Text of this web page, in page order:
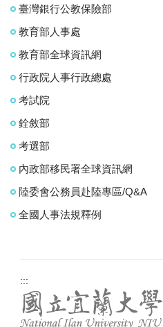
臺灣銀行公教保險部
教育部人事處
教育部全球資訊網
行政院人事行政總處
考試院
銓敘部
考選部
內政部移民署全球資訊網
陸委會公務員赴陸專區/Q&A
全國人事法規釋例
:::